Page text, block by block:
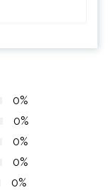
0%
0%
0%
0%
0%